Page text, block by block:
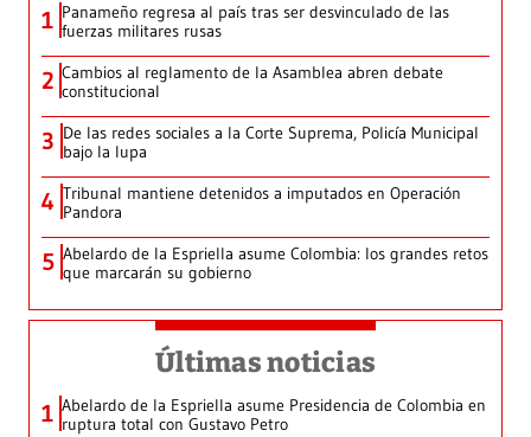
1 Panameño regresa al país tras ser desvinculado de las
fuerzas militares rusas
2 Cambios al reglamento de la Asamblea abren debate
constitucional
3 De las redes sociales a la Corte Suprema, Policía Municipal
bajo la lupa
4 Tribunal mantiene detenidos a imputados en Operación
Pandora
5 Abelardo de la Espriella asume Colombia: los grandes retos
que marcarán su gobierno
Últimas noticias
1 Abelardo de la Espriella asume Presidencia de Colombia en
ruptura total con Gustavo Petro